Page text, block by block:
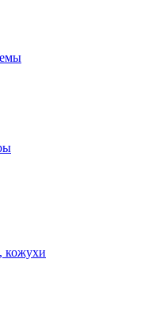
кожухи